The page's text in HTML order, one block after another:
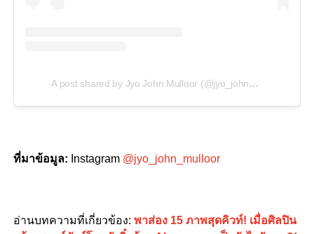
A post shared by Jyo John Mulloor (@jyo_john_mulloor)
ที่มาข้อมูล: Instagram @jyo_john_mulloor
อ่านบทความที่เกี่ยวข้อง: พาส่อง 15 ภาพสุดคิวท์! เมื่อศิลปิน